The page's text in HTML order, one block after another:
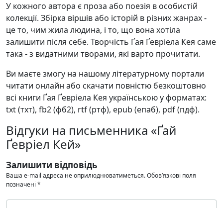
У кожного автора є проза або поезія в особистій
колекції. Збірка віршів або історій в різних жанрах -
це то, чим жила людина, і то, що вона хотіла
залишити після себе. Творчість Ґая Ґевріела Кея саме
така - з видатними творами, які варто прочитати.
Ви маєте змогу на нашому літературному портали
читати онлайн або скачати повністю безкоштовно
всі книги Ґая Ґевріела Кея українською у форматах:
txt (тхт), fb2 (фб2), rtf (ртф), epub (епаб), pdf (пдф).
Відгуки на письменника «Ґай
Ґевріел Кей»
Залишити відповідь
Ваша e-mail адреса не оприлюднюватиметься.Обов’язкові поля
позначені *